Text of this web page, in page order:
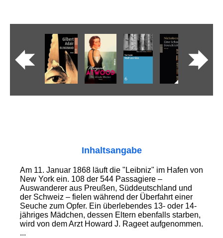
Inhaltsangabe
Am 11. Januar 1868 läuft die "Leibniz" im Hafen von
New York ein. 108 der 544 Passagiere –
Auswanderer aus Preußen, Süddeutschland und
der Schweiz – fielen während der Überfahrt einer
Seuche zum Opfer. Ein überlebendes 13- oder 14-
jähriges Mädchen, dessen Eltern ebenfalls starben,
wird von dem Arzt Howard J. Rageet aufgenommen.
...